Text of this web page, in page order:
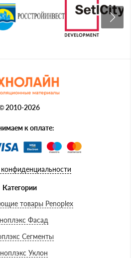
2010-2026
к оплате:
Категории
товары Penoplex
Фасад
Сегменты
Уклон